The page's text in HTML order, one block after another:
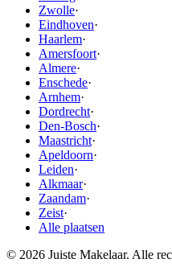
Zwolle·
Eindhoven·
Haarlem·
Amersfoort·
Almere·
Enschede·
Arnhem·
Dordrecht·
Den-Bosch·
Maastricht·
Apeldoorn·
Leiden·
Alkmaar·
Zaandam·
Zeist·
Alle plaatsen
© 2026 Juiste Makelaar. Alle